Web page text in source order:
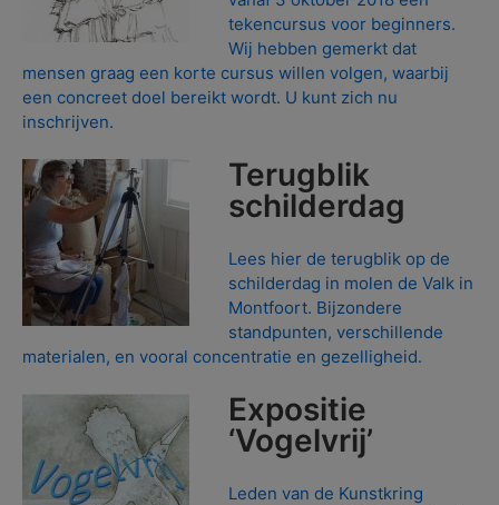
tekencursus voor beginners.
Wij hebben gemerkt dat
mensen graag een korte cursus willen volgen, waarbij
een concreet doel bereikt wordt. U kunt zich nu
inschrijven.
Terugblik
schilderdag
Lees hier de terugblik op de
schilderdag in molen de Valk in
Montfoort. Bijzondere
standpunten, verschillende
materialen, en vooral concentratie en gezelligheid.
Expositie
‘Vogelvrij’
Leden van de Kunstkring